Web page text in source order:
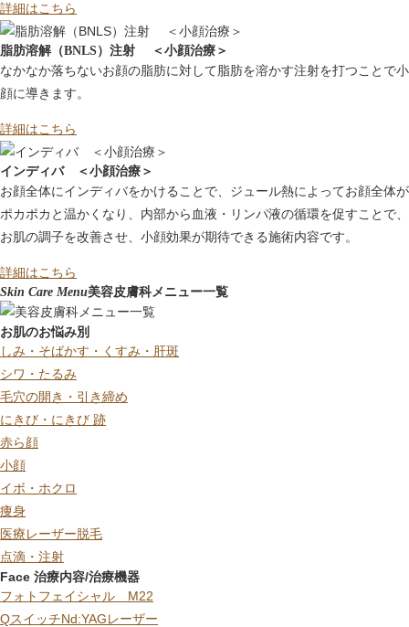
詳細はこちら
脂肪溶解（BNLS）注射 ＜小顔治療＞
なかなか落ちないお顔の脂肪に対して脂肪を溶かす注射を打つことで小
顔に導きます。
詳細はこちら
インディバ ＜小顔治療＞
お顔全体にインディバをかけることで、ジュール熱によってお顔全体が
ポカポカと温かくなり、内部から血液・リンパ液の循環を促すことで、
お肌の調子を改善させ、小顔効果が期待できる施術内容です。
詳細はこちら
Skin Care Menu美容皮膚科メニュー一覧
お肌のお悩み別
しみ・そばかす・くすみ・肝斑
シワ・たるみ
毛穴の開き・引き締め
にきび・にきび 跡
赤ら顔
小顔
イボ・ホクロ
痩身
医療レーザー脱毛
点滴・注射
Face 治療内容/治療機器
フォトフェイシャル M22
QスイッチNd:YAGレーザー